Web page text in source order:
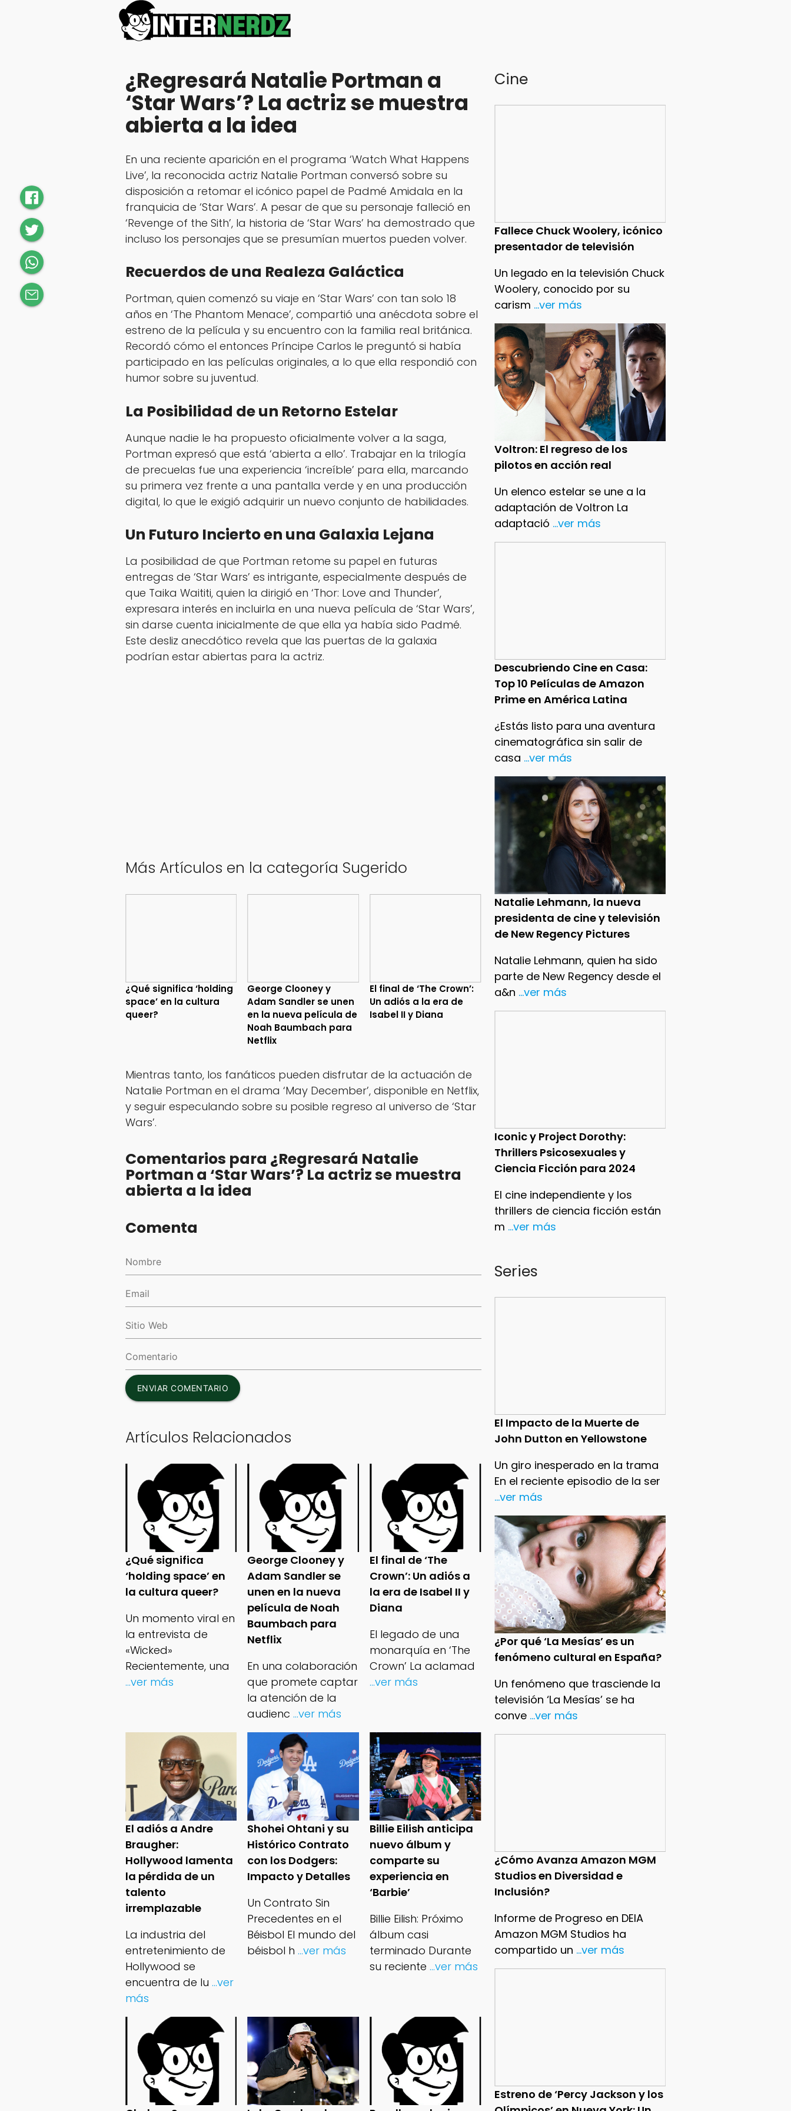
Cine
Fallece Chuck Woolery, icónico
presentador de televisión
Un legado en la televisión Chuck
Woolery, conocido por su
carism ...ver más
Voltron: El regreso de los
pilotos en acción real
Un elenco estelar se une a la
adaptación de Voltron La
adaptació ...ver más
Descubriendo Cine en Casa:
Top 10 Películas de Amazon
Prime en América Latina
¿Estás listo para una aventura
cinematográfica sin salir de
casa ...ver más
Natalie Lehmann, la nueva
presidenta de cine y televisión
de New Regency Pictures
Natalie Lehmann, quien ha sido
parte de New Regency desde el
a&n ...ver más
Iconic y Project Dorothy:
Thrillers Psicosexuales y
Ciencia Ficción para 2024
El cine independiente y los
thrillers de ciencia ficción están
m ...ver más
Series
El Impacto de la Muerte de
John Dutton en Yellowstone
Un giro inesperado en la trama
En el reciente episodio de la ser
...ver más
¿Por qué ‘La Mesías’ es un
fenómeno cultural en España?
Un fenómeno que trasciende la
televisión ‘La Mesías’ se ha
conve ...ver más
¿Cómo Avanza Amazon MGM
Studios en Diversidad e
Inclusión?
Informe de Progreso en DEIA
Amazon MGM Studios ha
compartido un ...ver más
Estreno de ‘Percy Jackson y los
¿Regresará Natalie Portman a
‘Star Wars’? La actriz se muestra
abierta a la idea
En una reciente aparición en el programa ‘Watch What Happens
Live’, la reconocida actriz Natalie Portman conversó sobre su
disposición a retomar el icónico papel de Padmé Amidala en la
franquicia de ‘Star Wars’. A pesar de que su personaje falleció en
‘Revenge of the Sith’, la historia de ‘Star Wars’ ha demostrado que
incluso los personajes que se presumían muertos pueden volver.
Recuerdos de una Realeza Galáctica
Portman, quien comenzó su viaje en ‘Star Wars’ con tan solo 18
años en ‘The Phantom Menace’, compartió una anécdota sobre el
estreno de la película y su encuentro con la familia real británica.
Recordó cómo el entonces Príncipe Carlos le preguntó si había
participado en las películas originales, a lo que ella respondió con
humor sobre su juventud.
La Posibilidad de un Retorno Estelar
Aunque nadie le ha propuesto oficialmente volver a la saga,
Portman expresó que está ‘abierta a ello’. Trabajar en la trilogía
de precuelas fue una experiencia ‘increíble’ para ella, marcando
su primera vez frente a una pantalla verde y en una producción
digital, lo que le exigió adquirir un nuevo conjunto de habilidades.
Un Futuro Incierto en una Galaxia Lejana
La posibilidad de que Portman retome su papel en futuras
entregas de ‘Star Wars’ es intrigante, especialmente después de
que Taika Waititi, quien la dirigió en ‘Thor: Love and Thunder’,
expresara interés en incluirla en una nueva película de ‘Star Wars’,
sin darse cuenta inicialmente de que ella ya había sido Padmé.
Este desliz anecdótico revela que las puertas de la galaxia
podrían estar abiertas para la actriz.
Más Artículos en la categoría Sugerido
¿Qué significa ‘holding
space’ en la cultura
queer?
George Clooney y
Adam Sandler se unen
en la nueva película de
Noah Baumbach para
Netflix
El final de ‘The Crown’:
Un adiós a la era de
Isabel II y Diana
Mientras tanto, los fanáticos pueden disfrutar de la actuación de
Natalie Portman en el drama ‘May December’, disponible en Netflix,
y seguir especulando sobre su posible regreso al universo de ‘Star
Wars’.
Comentarios para ¿Regresará Natalie
Portman a ‘Star Wars’? La actriz se muestra
abierta a la idea
Comenta
ENVIAR COMENTARIO
Artículos Relacionados
¿Qué significa
‘holding space’ en
la cultura queer?
Un momento viral en
la entrevista de
«Wicked»
Recientemente, una
...ver más
George Clooney y
Adam Sandler se
unen en la nueva
película de Noah
Baumbach para
Netflix
En una colaboración
que promete captar
la atención de la
audienc ...ver más
El final de ‘The
Crown’: Un adiós a
la era de Isabel II y
Diana
El legado de una
monarquía en ‘The
Crown’ La aclamad
...ver más
El adiós a Andre
Braugher:
Hollywood lamenta
la pérdida de un
talento
irremplazable
La industria del
entretenimiento de
Hollywood se
encuentra de lu ...ver
más
Shohei Ohtani y su
Histórico Contrato
con los Dodgers:
Impacto y Detalles
Un Contrato Sin
Precedentes en el
Béisbol El mundo del
béisbol h ...ver más
Billie Eilish anticipa
nuevo álbum y
comparte su
experiencia en
‘Barbie’
Billie Eilish: Próximo
álbum casi
terminado Durante
su reciente...ver más